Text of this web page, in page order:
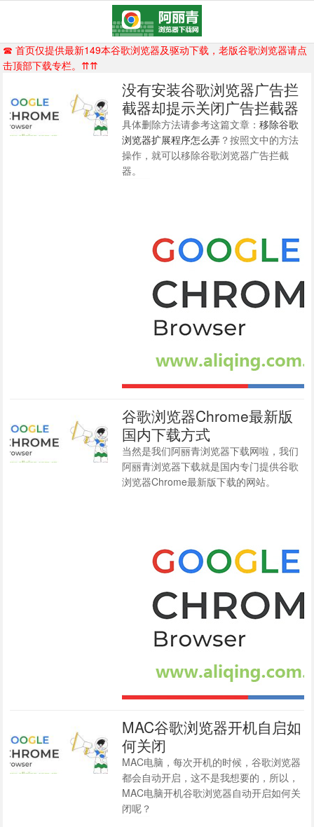
☎ 首页仅提供最新149本谷歌浏览器及驱动下载，老版谷歌浏览器请点
击顶部下载专栏。⇈⇈
没有安装谷歌浏览器广告拦
截器却提示关闭广告拦截器
具体删除方法请参考这篇文章：移除谷歌
浏览器扩展程序怎么弄 ？按照文中的方法
操作，就可以移除谷歌浏览器广告拦截
器。
谷歌浏览器Chrome最新版
国内下载方式
当然是我们阿丽青浏览器下载网啦，我们
阿丽青浏览器下载就是国内专门提供谷歌
浏览器Chrome最新版下载的网站。
MAC谷歌浏览器开机自启如
何关闭
MAC电脑，每次开机的时候，谷歌浏览器
都会自动开启，这不是我想要的，所以，
MAC电脑开机谷歌浏览器自动开启如何关
闭呢？